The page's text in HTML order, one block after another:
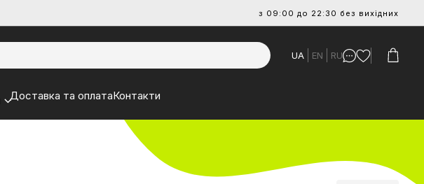
з 09:00 до 22:30 без вихідних
UA EN RU
Доставка та оплатаКонтакти